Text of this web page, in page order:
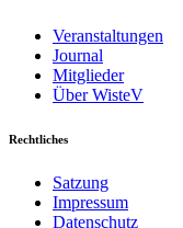
Veranstaltungen
Journal
Mitglieder
Über WisteV
Rechtliches
Satzung
Impressum
Datenschutz